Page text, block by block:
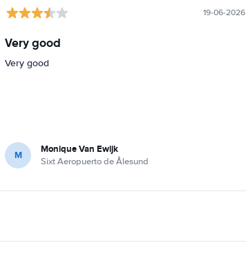
19-06-2026
Very good
Very good
M Monique Van Ewijk
Sixt Aeropuerto de Ålesund